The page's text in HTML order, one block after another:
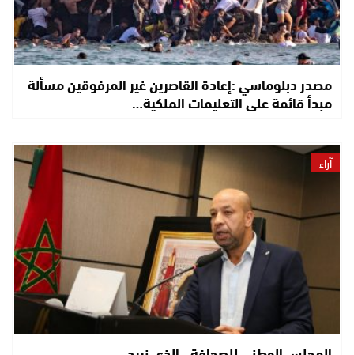
مصدر دبلوماسي :إعادة القاصرين غير المرفوقين مسألة
مبدأ قائمة على التعليمات الملكية…
آراء